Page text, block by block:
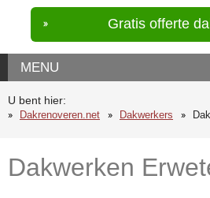
Gratis offerte
MENU
U bent hier:
Dakrenoveren.net
Dakwerkers
Dakwerken